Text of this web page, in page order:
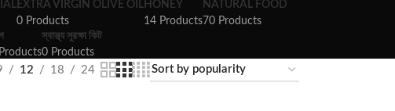
EXTRA VIRGIN OLIVE OIL
0 Products
HONEY
14 Products
NATURAL FOOD
70 Products
স্বাস্থ্য সুরক্ষা কিট
0 Products
12 18 24